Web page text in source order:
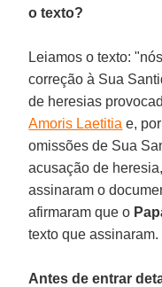
o texto?
Leiamos o texto:
correção à Sua
de heresias
Amoris Laetitia e,
omissões de Sua
acusação de
assinaram o
afirmaram que o
texto que assinaram.
Antes de entrar